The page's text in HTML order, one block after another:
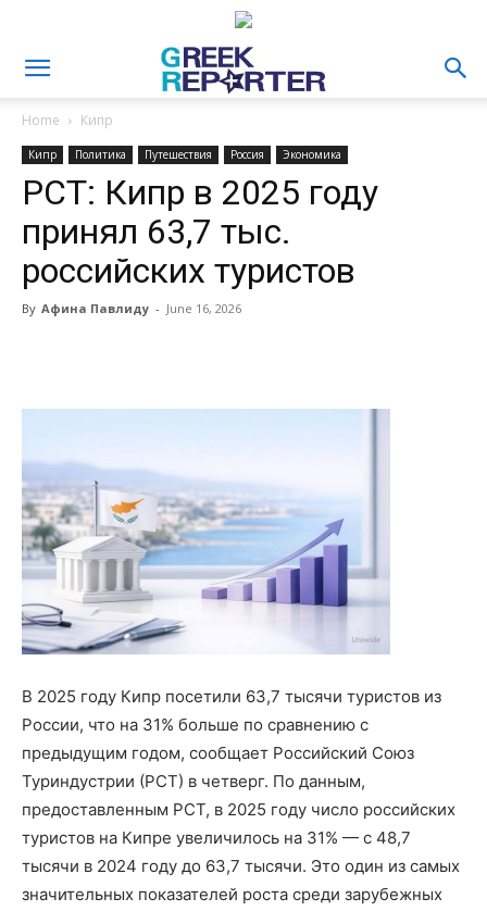
Home Кипр
Кипр Политика Путешествия Россия Экономика
РСТ: Кипр в 2025 году
принял 63,7 тыс.
российских туристов
By Афина Павлиду - June 16, 2026
В 2025 году Кипр посетили 63,7 тысячи туристов из
России, что на 31% больше по сравнению с
предыдущим годом, сообщает Российский Союз
Туриндустрии (РСТ) в четверг. По данным,
предоставленным РСТ, в 2025 году число российских
туристов на Кипре увеличилось на 31% — с 48,7
тысячи в 2024 году до 63,7 тысячи. Это один из самых
значительных показателей роста среди зарубежных